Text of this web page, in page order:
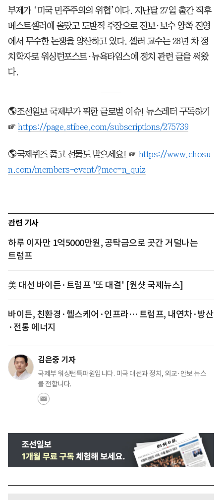
부제가 ‘미국 민주주의의 위협’이다. 지난달 27일 출간 직후
베스트셀러에 올랐고 도발적 주장으로 진보·보수 양쪽 진영
에서 무수한 논쟁을 양산하고 있다. 셸러 교수는 28년 차 정
치학자로 워싱턴포스트·뉴욕타임스에 정치 관련 글을 써왔
다.
🌎조선일보 국제부가 픽한 글로벌 이슈! 뉴스레터 구독하기
☞ https://page.stibee.com/subscriptions/275739
🌎국제퀴즈 풀고 선물도 받으세요! ☞ https://www.chosu
n.com/members-event/?mec=n_quiz
관련 기사
하루 이자만 1억5000만원, 공탁금으로 곳간 거덜나는
트럼프
美 대선 바이든·트럼프 '또 대결' [원샷 국제뉴스]
바이든, 친환경·헬스케어·인프라… 트럼프, 내연차·방산
·전통 에너지
김은중 기자
국제부 워싱턴특파원입니다. 미국 대선과 정치, 외교·안보 뉴스
를 전합니다.